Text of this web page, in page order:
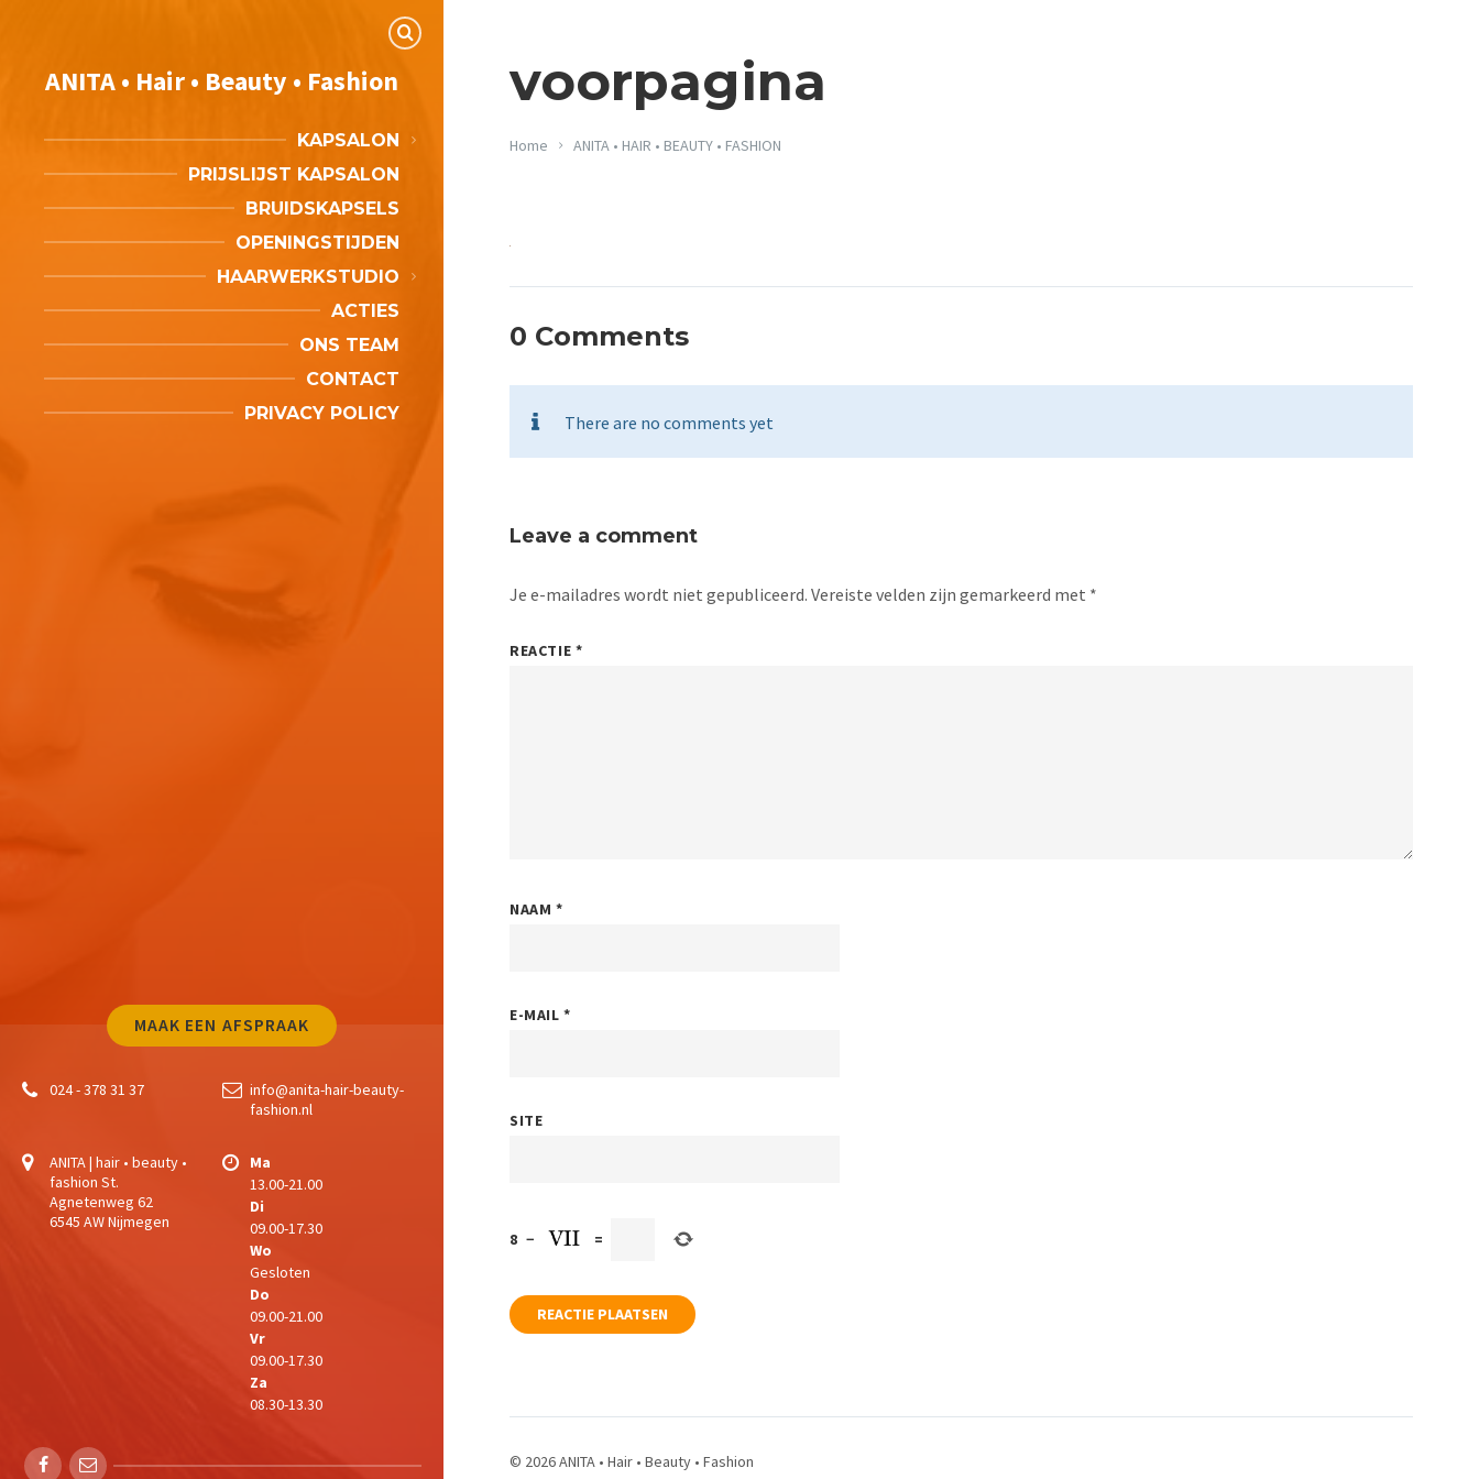
ANITA • Hair • Beauty • Fashion
KAPSALON
PRIJSLIJST KAPSALON
BRUIDSKAPSELS
OPENINGSTIJDEN
HAARWERKSTUDIO
ACTIES
ONS TEAM
CONTACT
PRIVACY POLICY
MAAK EEN AFSPRAAK
024 - 378 31 37
info@anita-hair-beauty-
fashion.nl
ANITA | hair • beauty •
fashion St.
Agnetenweg 62
6545 AW Nijmegen
Ma
13.00-21.00
Di
09.00-17.30
Wo
Gesloten
Do
09.00-21.00
Vr
09.00-17.30
Za
08.30-13.30
voorpagina
Home ANITA • HAIR • BEAUTY • FASHION
0 Comments
There are no comments yet
Leave a comment
Je e-mailadres wordt niet gepubliceerd. Vereiste velden zijn gemarkeerd met *
REACTIE *
NAAM *
E-MAIL*
SITE
8 − =
© 2026 ANITA • Hair • Beauty • Fashion